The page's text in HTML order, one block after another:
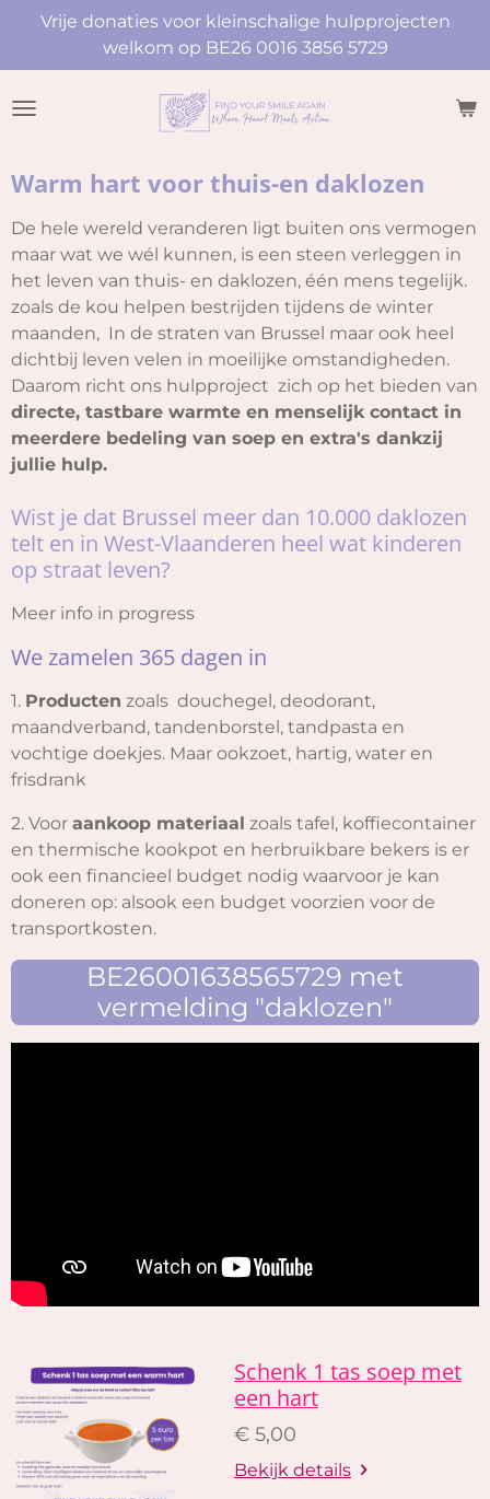
naar
de
Vrije donaties voor kleinschalige hulpprojecten
welkom op BE26 0016 3856 5729
Warm hart voor thuis-en daklozen
De hele wereld veranderen ligt buiten ons vermogen
maar wat we wél kunnen, is een steen verleggen in
het leven van thuis- en daklozen, één mens tegelijk.
zoals de kou helpen bestrijden tijdens de winter
maanden, In de straten van Brussel maar ook heel
dichtbij leven velen in moeilijke omstandigheden.
Daarom richt ons hulpproject zich op het bieden van
directe, tastbare warmte en menselijk contact in
meerdere bedeling van soep en extra's dankzij
jullie hulp.
Wist je dat Brussel meer dan 10.000 daklozen
telt en in West-Vlaanderen heel wat kinderen
op straat leven?
Meer info in progress
We zamelen 365 dagen in
1. Producten zoals douchegel, deodorant,
maandverband, tandenborstel, tandpasta en
vochtige doekjes. Maar ookzoet, hartig, water en
frisdrank
2. Voor aankoop materiaal zoals tafel, koffiecontainer
en thermische kookpot en herbruikbare bekers is er
ook een financieel budget nodig waarvoor je kan
doneren op: alsook een budget voorzien voor de
transportkosten.
BE26001638565729 met
vermelding "daklozen"
Schenk 1 tas soep met
een hart
€ 5,00
Bekijk details